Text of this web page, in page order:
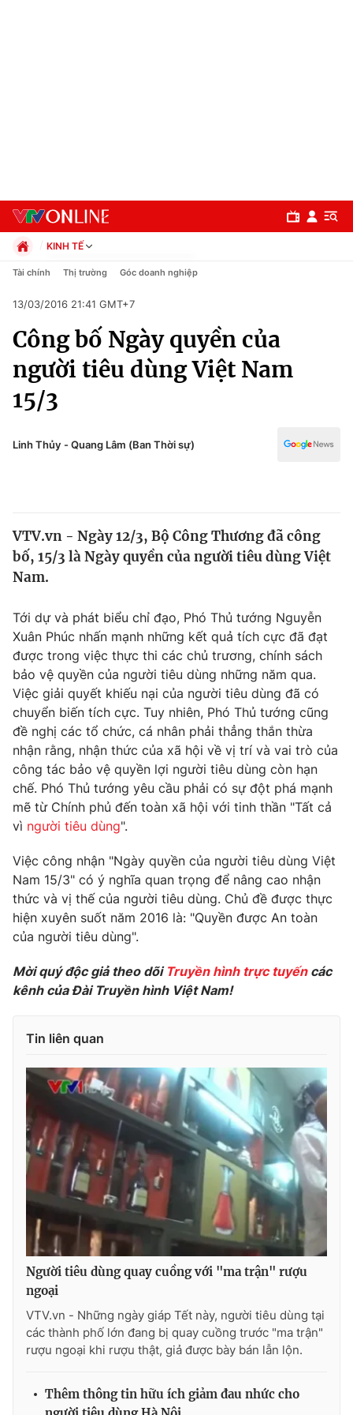
Chuyên mục
Chính trị
Xã hội
Pháp luật
Thế giới
Tin tức
Câu chuyện quốc tế
Kinh tế
Tài chính
Thị trường
Góc doanh nghiệp
Dữ liệu và đời sống
Truyền hình
Phim VTV
Hậu trường
Nhân vật
Khán giả
Giải sao mai
Giải trí
Điện ảnh
Âm nhạc
Sao
Đời sống
Du lịch
Làm đẹp
Chất lượng cuộc sống
Giáo dục
Học trực tuyến
Công nghệ
Hitech Công nghệ tương lai
Sản phẩm
Tư vấn
Giao lưu trực tuyến
Emagazine
Photo Infographic
Video Shorts video
VTV Money VTV Thể thao
VTV Sức khoẻ Bất động sản
Thị trường 24h Tấm lòng Việt
VTV4 Vươn mình bằng AI
VTV9 VTV8
Liên hệ tòa soạn English
KINH TẾ
Chính trị
Pháp luật
Kinh tế
Thể thao
Truyền hình
Văn hóa - Giải trí
Y tế
Công nghệ
Tài chính Thị trường Góc doanh nghiệp
13/03/2016 21:41 GMT+7
Công bố Ngày quyền của
người tiêu dùng Việt Nam
15/3
Linh Thủy - Quang Lâm (Ban Thời sự)
VTV.vn - Ngày 12/3, Bộ Công Thương đã công
bố, 15/3 là Ngày quyền của người tiêu dùng Việt
Nam.
Tới dự và phát biểu chỉ đạo, Phó Thủ tướng Nguyễn
Xuân Phúc nhấn mạnh những kết quả tích cực đã đạt
được trong việc thực thi các chủ trương, chính sách
bảo vệ quyền của người tiêu dùng những năm qua.
Việc giải quyết khiếu nại của người tiêu dùng đã có
chuyển biến tích cực. Tuy nhiên, Phó Thủ tướng cũng
đề nghị các tổ chức, cá nhân phải thẳng thắn thừa
nhận rằng, nhận thức của xã hội về vị trí và vai trò của
công tác bảo vệ quyền lợi người tiêu dùng còn hạn
chế. Phó Thủ tướng yêu cầu phải có sự đột phá mạnh
mẽ từ Chính phủ đến toàn xã hội với tinh thần "Tất cả
vì người tiêu dùng".
Việc công nhận "Ngày quyền của người tiêu dùng Việt
Nam 15/3" có ý nghĩa quan trọng để nâng cao nhận
thức và vị thế của người tiêu dùng. Chủ đề được thực
hiện xuyên suốt năm 2016 là: "Quyền được An toàn
của người tiêu dùng".
Mời quý độc giả theo dõi Truyền hình trực tuyếncác
kênh của Đài Truyền hình Việt Nam!
Tin liên quan
Người tiêu dùng quay cuồng với "ma trận" rượu
ngoại
VTV.vn - Những ngày giáp Tết này, người tiêu dùng tại
các thành phố lớn đang bị quay cuồng trước "ma trận"
rượu ngoại khi rượu thật, giả được bày bán lẫn lộn.
Thêm thông tin hữu ích giảm đau nhức cho